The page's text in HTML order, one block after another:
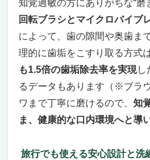
知覚過敏の方にありがちな“磨
回転ブラシとマイクロバイブ
によって、歯の隙間や奥歯ま
理的に歯垢をこすり取る方式は
も1.5倍の歯垢除去率を実現し
るデータもあります（※ブラ
ワまで丁寧に磨けるので、 知
ま、健康的な口内環境へと導
旅行でも使える安心設計と洗